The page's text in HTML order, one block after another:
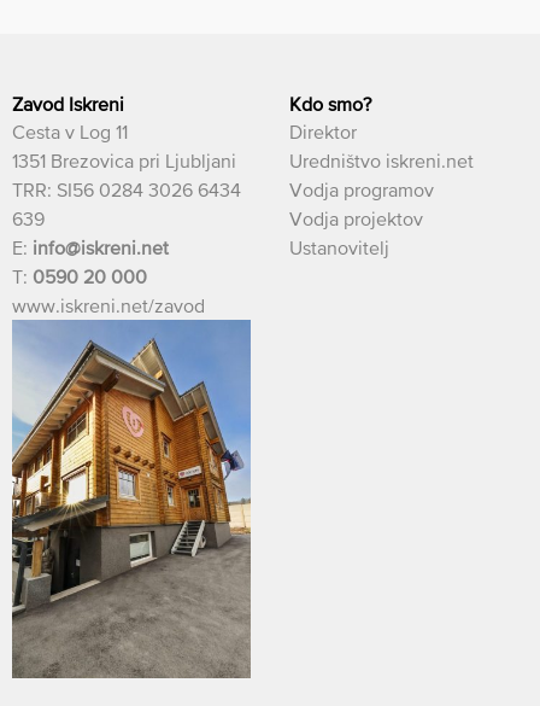
Zavod Iskreni
Cesta v Log 11
1351 Brezovica pri Ljubljani
TRR: SI56 0284 3026 6434
639
E: info@iskreni.net
T: 0590 20 000
www.iskreni.net/zavod
Kdo smo?
Direktor
Uredništvo iskreni.net
Vodja programov
Vodja projektov
Ustanovitelj